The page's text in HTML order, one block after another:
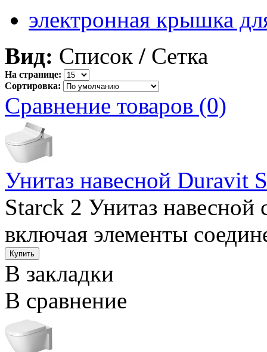
электронная крышка
Вид: Список / Сетка
На странице:
Сортировка:
Сравнение товаров (0)
Унитаз навесной Duravit
Starck 2 Унитаз
включая элементы
В закладки
В сравнение